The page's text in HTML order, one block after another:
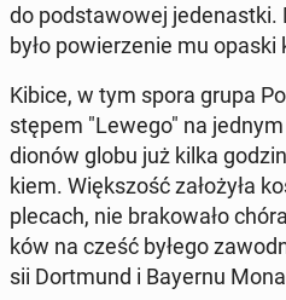
do pod­sta­wo­wej
było po­wie­rze­nie mu opaski
Kibice, w tym spora grupa
stę­pem "Lewego" na
dio­nów globu już kilka
kiem. Więk­szość za­ło­ży­ła
plecach, nie bra­ko­wa­ło
ków na cześć byłego
sii Do­rt­mund i Bayernu